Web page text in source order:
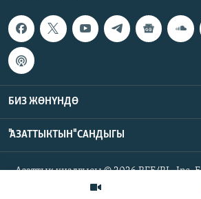
БИЗ ЖӨНҮНДӨ
"АЗАТТЫКТЫН" САНДЫГЫ
Азаттык үналгысы © 2026 RFE/RL, Inc.